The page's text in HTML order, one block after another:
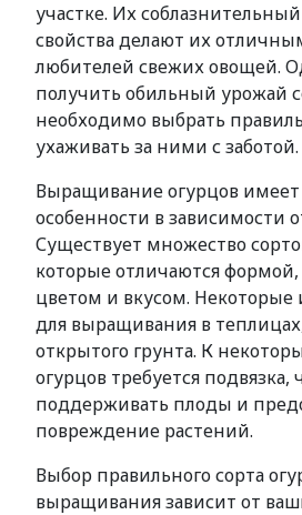
участке. Их
свойства делают их
любителей свежих овощей.
получить обильный урожай
необходимо выбрать
ухаживать за ними с заботой.
Выращивание огурцов имеет
особенности в зависимости
Существует множество
которые отличаются
цветом и вкусом. Некоторые
для выращивания в
открытого грунта. К
огурцов требуется подвязка,
поддерживать плоды и
повреждение растений.
Выбор правильного сорта
выращивания зависит от